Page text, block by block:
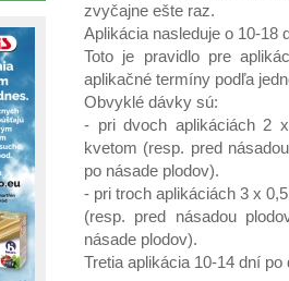
zvyčajne ešte raz.
Aplikácia nasleduje o 10-18
Toto je pravidlo pre
aplikačné termíny podľa
Obvyklé dávky sú:
- pri dvoch aplikáciách 2
kvetom (resp. pred
po násade plodov).
- pri troch aplikáciách 3 x
(resp. pred násadou
násade plodov).
Tretia aplikácia 10-14 dní po